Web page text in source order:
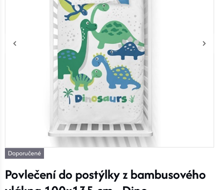
Doporučené
Povlečení do postýlky z bambusového